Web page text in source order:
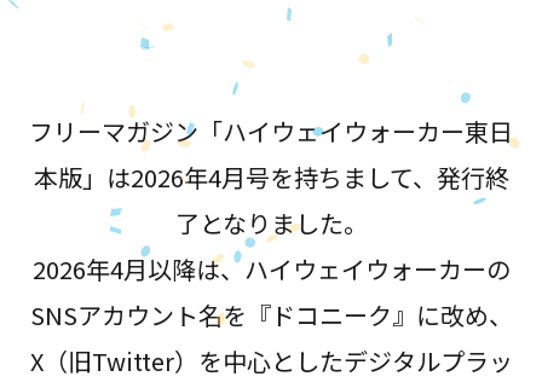
フリーマガジン「ハイウェイウォーカー東日
本版」は2026年4月号を持ちまして、発行終
了となりました。
2026年4月以降は、ハイウェイウォーカーの
SNSアカウント名を『ドコニーク』に改め、
X（旧Twitter）を中心としたデジタルプラッ